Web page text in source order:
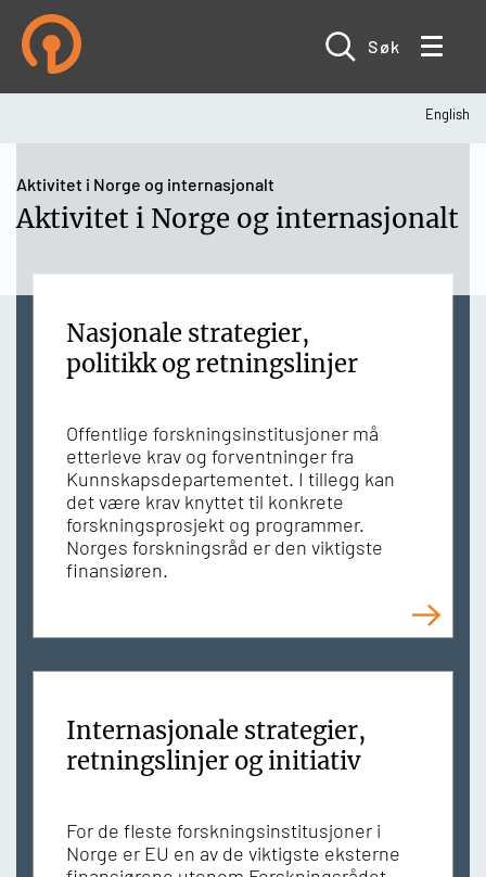
hovedinnhold
Søk
English
Navigasjonssti
Aktivitet i Norge og internasjonalt
Aktivitet i Norge og internasjonalt
Nasjonale strategier,
politikk og retningslinjer
Offentlige forskningsinstitusjoner må
etterleve krav og forventninger fra
Kunnskapsdepartementet. I tillegg kan
det være krav knyttet til konkrete
forskningsprosjekt og programmer.
Norges forskningsråd er den viktigste
finansiøren.
Internasjonale strategier,
retningslinjer og initiativ
For de fleste forskningsinstitusjoner i
Norge er EU en av de viktigste eksterne